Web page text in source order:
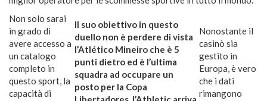
Non solo sarai
in grado di
avere accesso a
un catalogo
completo in
questo sport, la
capacità di
Il suo obiettivo in questo
duello non è perdere di vista
l’Atlético Mineiro che è 5
punti dietro ed è l’ultima
squadra ad occupare un
posto per la Copa
Nonostante il
casinò sia
gestito in
Europa, è vero
che i dati
rimangono